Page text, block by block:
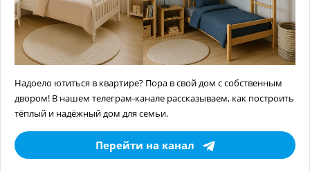
Надоело ютиться в квартире? Пора в свой дом с собственным
двором! В нашем телеграм-канале рассказываем, как построить
тёплый и надёжный дом для семьи.
Перейти на канал